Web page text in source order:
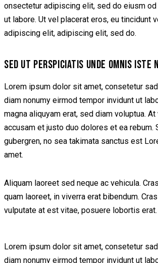
onsectetur adipiscing elit, sed do eiusm
ut labore. Ut vel placerat eros, eu tincidunt
adipiscing elit, adipiscing elit, sed do.
SED UT PERSPICIATIS UNDE OMNIS ISTE
Lorem ipsum dolor sit amet, consetetur
diam nonumy eirmod tempor invidunt ut
magna aliquyam erat, sed diam voluptua.
accusam et justo duo dolores et ea rebum.
gubergren, no sea takimata sanctus est
amet.
Aliquam laoreet sed neque ac vehicula.
quam laoreet, in viverra erat bibendum.
vulputate at est vitae, posuere lobortis erat.
Lorem ipsum dolor sit amet, consetetur
diam nonumy eirmod tempor invidunt ut